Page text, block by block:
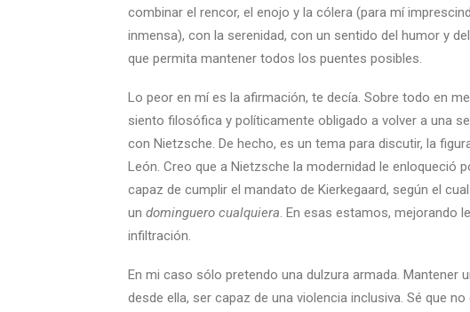
combinar el rencor, el enojo y la cólera (para mí
inmensa), con la serenidad, con un sentido del humor y
que permita mantener todos los puentes posibles.
Lo peor en mí es la afirmación, te decía. Sobre todo en
siento filosófica y políticamente obligado a volver a una
con Nietzsche. De hecho, es un tema para discutir, la
León. Creo que a Nietzsche la modernidad le enloqueció
capaz de cumplir el mandato de Kierkegaard, según el
un dominguero cualquiera. En esas estamos, mejorando
infiltración.
En mi caso sólo pretendo una dulzura armada. Mantener
desde ella, ser capaz de una violencia inclusiva. Sé que